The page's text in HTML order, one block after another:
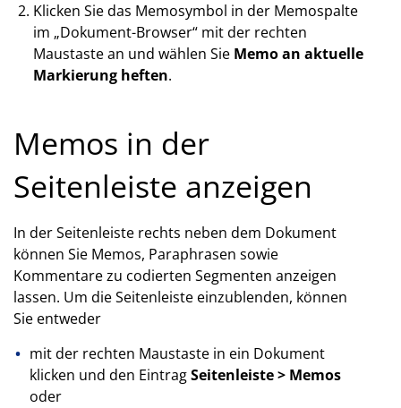
Klicken Sie das Memosymbol in der Memospalte
im „Dokument-Browser“ mit der rechten
Maustaste an und wählen Sie Memo an aktuelle
Markierung heften.
Memos in der
Seitenleiste anzeigen
In der Seitenleiste rechts neben dem Dokument
können Sie Memos, Paraphrasen sowie
Kommentare zu codierten Segmenten anzeigen
lassen. Um die Seitenleiste einzublenden, können
Sie entweder
mit der rechten Maustaste in ein Dokument
klicken und den EintragSeitenleiste > Memos
oder